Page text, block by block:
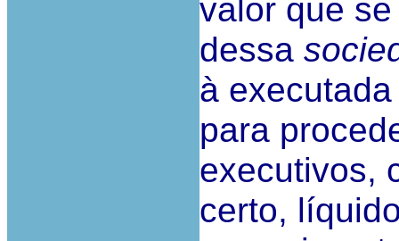
valor que
dessa
à
para
executivos,
certo,